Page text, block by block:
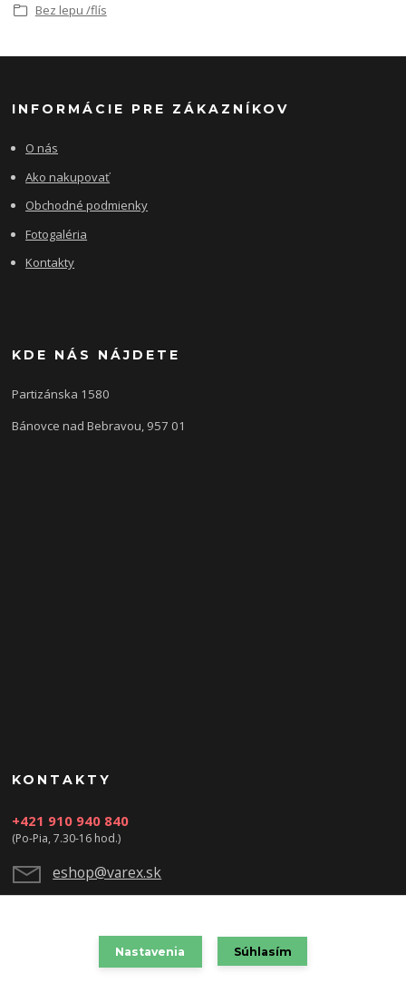
Bez lepu /flís
INFORMÁCIE PRE ZÁKAZNÍKOV
O nás
Ako nakupovať
Obchodné podmienky
Fotogaléria
Kontakty
KDE NÁS NÁJDETE
Partizánska 1580
Bánovce nad Bebravou, 957 01
KONTAKTY
+421 910 940 840
(Po-Pia, 7.30-16 hod.)
eshop@varex.sk
Nastavenia Súhlasím